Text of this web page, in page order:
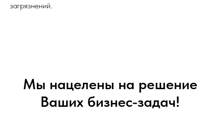
загрязнений.
Мы нацелены на решение
Ваших бизнес-задач!